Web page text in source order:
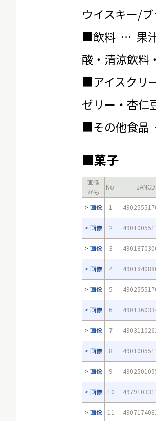
ウイスキー/
■飲料 … 果汁
酸・清涼飲料
■アイスクリ
ゼリー・杏仁
■その他食品
■菓子
画像
かも
No. JANCD
画像 1
画像 2
画像 3
画像 4
画像 5
画像 6
画像 7
画像 8
画像 9
画像 10
画像 11